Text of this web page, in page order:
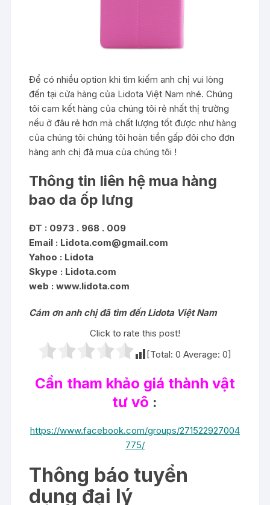
Để có nhiều option khi tìm kiếm anh chị vui lòng
đến tại cửa hàng của Lidota Việt Nam nhé. Chúng
tôi cam kết hàng của chúng tôi rẻ nhất thị trường
nếu ở đâu rẻ hơn mà chất lượng tốt được như hàng
của chúng tôi chúng tôi hoàn tiền gấp đôi cho đơn
hàng anh chị đã mua của chúng tôi !
Thông tin liên hệ mua hàng
bao da ốp lưng
ĐT : 0973 . 968 . 009
Email : Lidota.com@gmail.com
Yahoo : Lidota
Skype : Lidota.com
web : www.lidota.com
Cám ơn anh chị đã tìm đến Lidota Việt Nam
Click to rate this post!
[Total:0 Average:0]
Cần tham khảo giá thành vật
tư vô :
https://www.facebook.com/groups/271522927004
775/
Thông báo tuyển
dụng đại lý